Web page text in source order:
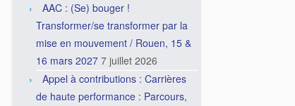
AAC : (Se) bouger !
Transformer/se transformer par la
mise en mouvement / Rouen, 15 &
16 mars 2027 7 juillet 2026
Appel à contributions : Carrières
de haute performance : Parcours,